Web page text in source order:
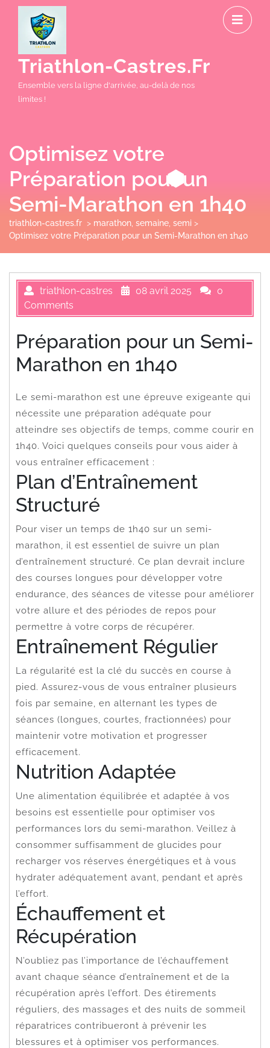
Triathlon-Castres.fr
Ensemble vers la ligne d'arrivée, au-delà de nos
limites !
Optimisez votre
Préparation pour un
Semi-Marathon en 1h40
triathlon-castres.fr > marathon semaine semi >
Optimisez votre Préparation pour un Semi-Marathon en 1h40
triathlon-castres 08 avril 2025
0
Comments
Préparation pour un Semi-
Marathon en 1h40
Le semi-marathon est une épreuve exigeante qui
nécessite une préparation adéquate pour
atteindre ses objectifs de temps, comme courir en
1h40. Voici quelques conseils pour vous aider à
vous entraîner efficacement :
Plan d’Entraînement
Structuré
Pour viser un temps de 1h40 sur un semi-
marathon, il est essentiel de suivre un plan
d’entraînement structuré. Ce plan devrait inclure
des courses longues pour développer votre
endurance, des séances de vitesse pour améliorer
votre allure et des périodes de repos pour
permettre à votre corps de récupérer.
Entraînement Régulier
La régularité est la clé du succès en course à
pied. Assurez-vous de vous entraîner plusieurs
fois par semaine, en alternant les types de
séances (longues, courtes, fractionnées) pour
maintenir votre motivation et progresser
efficacement.
Nutrition Adaptée
Une alimentation équilibrée et adaptée à vos
besoins est essentielle pour optimiser vos
performances lors du semi-marathon. Veillez à
consommer suffisamment de glucides pour
recharger vos réserves énergétiques et à vous
hydrater adéquatement avant, pendant et après
l’effort.
Échauffement et
Récupération
N’oubliez pas l’importance de l’échauffement
avant chaque séance d’entraînement et de la
récupération après l’effort. Des étirements
réguliers, des massages et des nuits de sommeil
réparatrices contribueront à prévenir les
blessures et à optimiser vos performances.